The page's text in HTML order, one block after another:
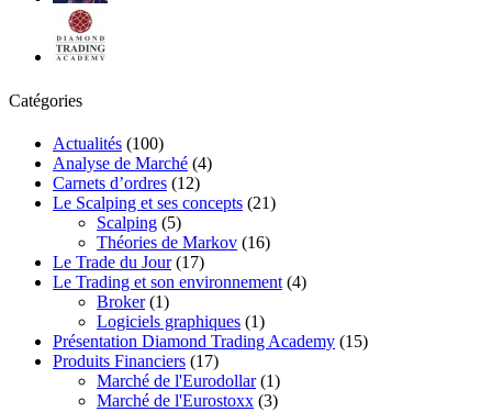
Catégories
Actualités (100)
Analyse de Marché (4)
Carnets d’ordres (12)
Le Scalping et ses concepts (21)
Scalping (5)
Théories de Markov (16)
Le Trade du Jour(17)
Le Trading et son environnement (4)
Broker(1)
Logiciels graphiques (1)
Présentation Diamond Trading Academy (15)
Produits Financiers (17)
Marché de l'Eurodollar(1)
Marché de l'Eurostoxx (3)